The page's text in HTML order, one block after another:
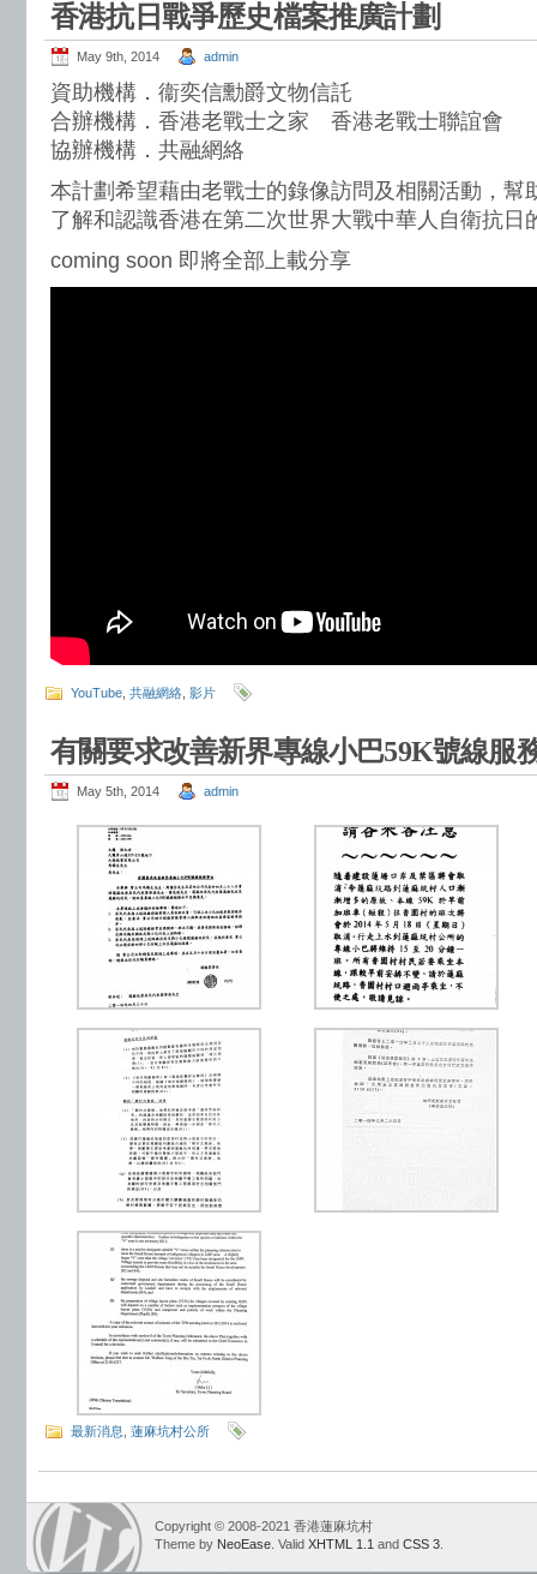
香港抗日戰爭歷史檔案推廣計劃
May 9th, 2014 admin
資助機構．衞奕信勳爵文物信託
合辦機構．香港老戰士之家 香港老戰士聯誼會
協辦機構．共融網絡
本計劃希望藉由老戰士的錄像訪問及相關活動，幫
了解和認識香港在第二次世界大戰中華人自衛抗日
coming soon 即將全部上載分享
YouTube 共融網絡 影片
有關要求改善新界專線小巴59K號線服
May 5th, 2014 admin
最新消息 蓮麻坑村公所
Copyright © 2008-2021 香港蓮麻坑村
Theme by NeoEase . Valid XHTML 1.1 and CSS 3